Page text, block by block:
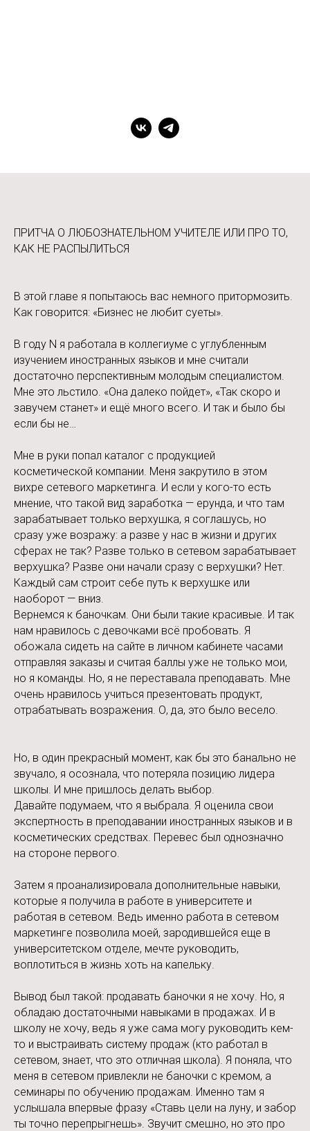
ПРИТЧА О ЛЮБОЗНАТЕЛЬНОМ УЧИТЕЛЕ ИЛИ ПРО ТО,
КАК НЕ РАСПЫЛИТЬСЯ
В этой главе я попытаюсь вас немного притормозить.
Как говорится: «Бизнес не любит суеты».
В году N я работала в коллегиуме с углубленным
изучением иностранных языков и мне считали
достаточно перспективным молодым специалистом.
Мне это льстило. «Она далеко пойдет», «Так скоро и
завучем станет» и ещё много всего. И так и было бы
если бы не…
Мне в руки попал каталог с продукцией
косметической компании. Меня закрутило в этом
вихре сетевого маркетинга. И если у кого-то есть
мнение, что такой вид заработка — ерунда, и что там
зарабатывает только верхушка, я соглашусь, но
сразу уже возражу: а разве у нас в жизни и других
сферах не так? Разве только в сетевом зарабатывает
верхушка? Разве они начали сразу с верхушки? Нет.
Каждый сам строит себе путь к верхушке или
наоборот — вниз.
Вернемся к баночкам. Они были такие красивые. И так
нам нравилось с девочками всё пробовать. Я
обожала сидеть на сайте в личном кабинете часами
отправляя заказы и считая баллы уже не только мои,
но я команды. Но, я не переставала преподавать. Мне
очень нравилось учиться презентовать продукт,
отрабатывать возражения. О, да, это было весело.
Но, в один прекрасный момент, как бы это банально не
звучало, я осознала, что потеряла позицию лидера
школы. И мне пришлось делать выбор.
Давайте подумаем, что я выбрала. Я оценила свои
экспертность в преподавании иностранных языков и в
косметических средствах. Перевес был однозначно
на стороне первого.
Затем я проанализировала дополнительные навыки,
которые я получила в работе в университете и
работая в сетевом. Ведь именно работа в сетевом
маркетинге позволила моей, зародившейся еще в
университетском отделе, мечте руководить,
воплотиться в жизнь хоть на капельку.
Вывод был такой: продавать баночки я не хочу. Но, я
обладаю достаточными навыками в продажах. И в
школу не хочу, ведь я уже сама могу руководить кем-
то и выстраивать систему продаж (кто работал в
сетевом, знает, что это отличная школа). Я поняла, что
меня в сетевом привлекли не баночки с кремом, а
семинары по обучению продажам. Именно там я
услышала впервые фразу «Ставь цели на луну, и забор
ты точно перепрыгнешь». Звучит смешно, но это про